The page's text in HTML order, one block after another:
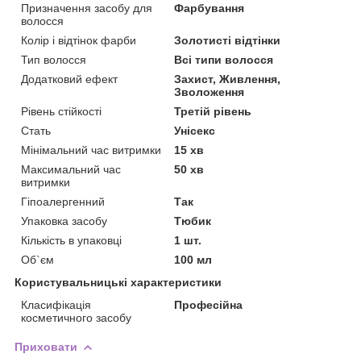
Призначення засобу для
волосся
Фарбування
Колір і відтінок фарби
Золотисті відтінки
Тип волосся
Всі типи волосся
Додатковий ефект
Захист, Живлення,
Зволоження
Рівень стійкості
Третій рівень
Стать
Унісекс
Мінімальний час витримки
15 хв
Максимальний час
витримки
50 хв
Гіпоалергенний
Так
Упаковка засобу
Тюбик
Кількість в упаковці
1 шт.
Об`єм
100 мл
Користувальницькі характеристики
Класифікація
косметичного засобу
Професійна
Приховати